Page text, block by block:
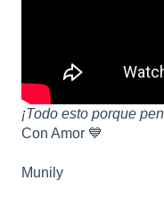
¡Todo esto porque
Con Amor 💙
Munily